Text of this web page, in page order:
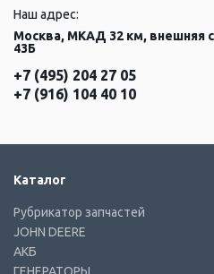
Наш адрес:
Москва, МКАД 32 км, внешняя
43Б
+7 (495) 204 27 05
+7 (916) 104 40 10
Каталог
Рубрикатор запчастей
JOHN DEERE
АКБ